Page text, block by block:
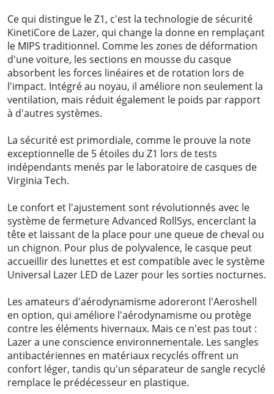
Ce qui distingue le Z1, c'est la technologie de sécurité
KinetiCore de Lazer, qui change la donne en remplaçant
le MIPS traditionnel. Comme les zones de déformation
d'une voiture, les sections en mousse du casque
absorbent les forces linéaires et de rotation lors de
l'impact. Intégré au noyau, il améliore non seulement la
ventilation, mais réduit également le poids par rapport
à d'autres systèmes.
La sécurité est primordiale, comme le prouve la note
exceptionnelle de 5 étoiles du Z1 lors de tests
indépendants menés par le laboratoire de casques de
Virginia Tech.
Le confort et l'ajustement sont révolutionnés avec le
système de fermeture Advanced RollSys, encerclant la
tête et laissant de la place pour une queue de cheval ou
un chignon. Pour plus de polyvalence, le casque peut
accueillir des lunettes et est compatible avec le système
Universal Lazer LED de Lazer pour les sorties nocturnes.
Les amateurs d'aérodynamisme adoreront l'Aeroshell
en option, qui améliore l'aérodynamisme ou protège
contre les éléments hivernaux. Mais ce n'est pas tout :
Lazer a une conscience environnementale. Les sangles
antibactériennes en matériaux recyclés offrent un
confort léger, tandis qu'un séparateur de sangle recyclé
remplace le prédécesseur en plastique.